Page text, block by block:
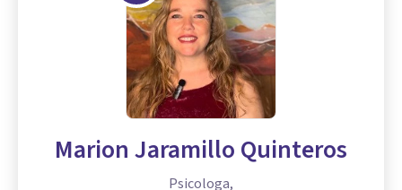
Marion Jaramillo Quinteros
Psicologa,